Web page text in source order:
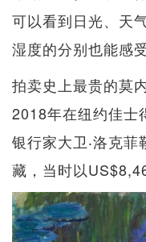
可以看到日光、天
湿度的分别也能感受
拍卖史上最贵的莫
2018年在纽约佳士
银行家大卫‧洛克
藏，当时以